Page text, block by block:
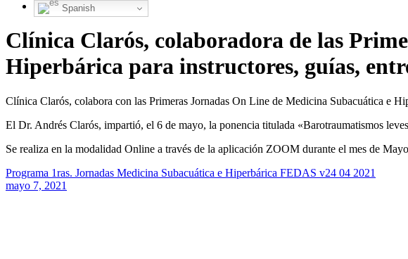
Spanish
Clínica Clarós, colaboradora de las
Hiperbárica para instructores, guías,
Clínica Clarós, colabora con las Primeras Jornadas On Line de Medicina Subacuática e
El Dr. Andrés Clarós, impartió, el 6 de mayo, la ponencia titulada «Barotraumatismos
Se realiza en la modalidad Online a través de la aplicación ZOOM durante el mes de
Programa 1ras. Jornadas Medicina Subacuática e Hiperbárica FEDAS v24 04 2021
mayo 7, 2021